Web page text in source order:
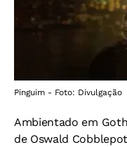
Pinguim - Foto: Divulgação
Ambientado em
de Oswald